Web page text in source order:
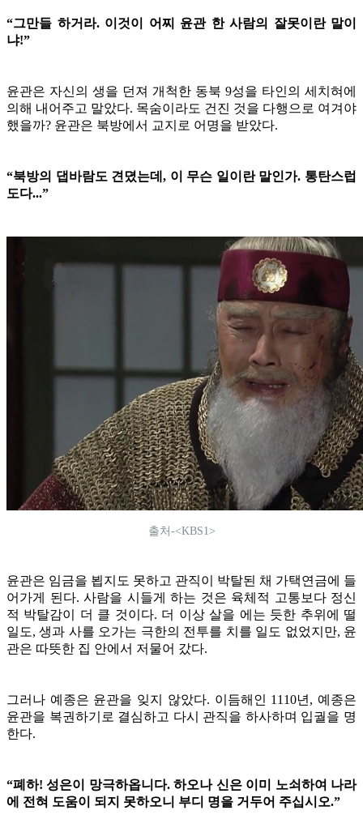
“그만들 하거라. 이것이 어찌 윤관 한 사람의 잘못이란 말이
냐!”
윤관은 자신의 생을 던져 개척한 동북 9성을 타인의 세치혀에
의해 내어주고 말았다. 목숨이라도 건진 것을 다행으로 여겨야
했을까? 윤관은 북방에서 교지로 어명을 받았다.
“북방의 댑바람도 견뎠는데, 이 무슨 일이란 말인가. 통탄스럽
도다...”
출처-<KBS1>
윤관은 임금을 뵙지도 못하고 관직이 박탈된 채 가택연금에 들
어가게 된다. 사람을 시들게 하는 것은 육체적 고통보다 정신
적 박탈감이 더 클 것이다. 더 이상 살을 에는 듯한 추위에 떨
일도, 생과 사를 오가는 극한의 전투를 치를 일도 없었지만, 윤
관은 따뜻한 집 안에서 저물어 갔다.
그러나 예종은 윤관을 잊지 않았다. 이듬해인 1110년, 예종은
윤관을 복권하기로 결심하고 다시 관직을 하사하며 입궐을 명
한다.
“폐하! 성은이 망극하옵니다. 하오나 신은 이미 노쇠하여 나라
에 전혀 도움이 되지 못하오니 부디 명을 거두어 주십시오.”